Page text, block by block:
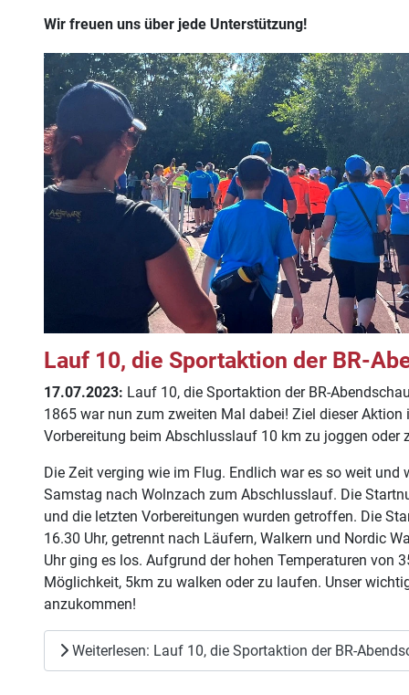
Wir freuen uns über jede Unterstützung!
Lauf 10, die Sportaktion der BR-
17.07.2023: Lauf 10, die Sportaktion der BR-
1865 war nun zum zweiten Mal dabei! Ziel dieser Aktion
Vorbereitung beim Abschlusslauf 10 km zu joggen oder
Die Zeit verging wie im Flug. Endlich war es so weit und
Samstag nach Wolnzach zum Abschlusslauf. Die
und die letzten Vorbereitungen wurden getroffen. Die
16.30 Uhr, getrennt nach Läufern, Walkern und Nordic
Uhr ging es los. Aufgrund der hohen Temperaturen von
Möglichkeit, 5km zu walken oder zu laufen. Unser
anzukommen!
Weiterlesen: Lauf 10, die Sportaktion der BR-